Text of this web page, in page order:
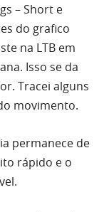
– Short e
do grafico
na LTB em
Isso se da
Tracei alguns
movimento.
permanece de
rápido e o